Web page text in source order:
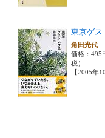
東京ゲス
角田光代
価格：495
税）
【2005年